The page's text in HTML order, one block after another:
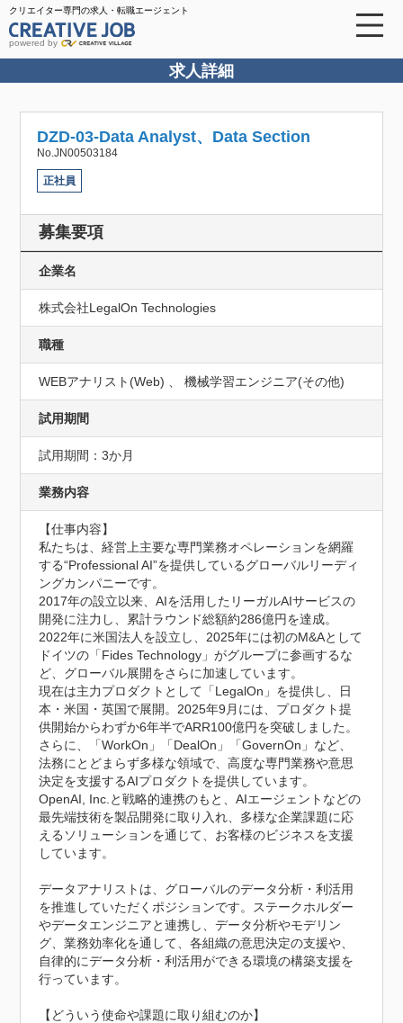
クリエイター専門の求人・転職エージェント
powered by
求人詳細
DZD-03-Data Analyst、Data Section
No.JN00503184
正社員
募集要項
企業名
株式会社LegalOn Technologies
職種
WEBアナリスト(Web) 、 機械学習エンジニア(その他)
試用期間
試用期間：3か月
業務内容
【仕事内容】
私たちは、経営上主要な専門業務オペレーションを網羅
する“Professional AI”を提供しているグローバルリーディ
ングカンパニーです。
2017年の設立以来、AIを活用したリーガルAIサービスの
開発に注力し、累計ラウンド総額約286億円を達成。
2022年に米国法人を設立し、2025年には初のM&Aとして
ドイツの「Fides Technology」がグループに参画するな
ど、グローバル展開をさらに加速しています。
現在は主力プロダクトとして「LegalOn」を提供し、日
本・米国・英国で展開。2025年9月には、プロダクト提
供開始からわずか6年半でARR100億円を突破しました。
さらに、「WorkOn」「DealOn」「GovernOn」など、
法務にとどまらず多様な領域で、高度な専門業務や意思
決定を支援するAIプロダクトを提供しています。
OpenAI, Inc.と戦略的連携のもと、AIエージェントなどの
最先端技術を製品開発に取り入れ、多様な企業課題に応
えるソリューションを通じて、お客様のビジネスを支援
しています。
データアナリストは、グローバルのデータ分析・利活用
を推進していただくポジションです。ステークホルダー
やデータエンジニアと連携し、データ分析やモデリン
グ、業務効率化を通して、各組織の意思決定の支援や、
自律的にデータ分析・利活用ができる環境の構築支援を
行っています。
【どういう使命や課題に取り組むのか】